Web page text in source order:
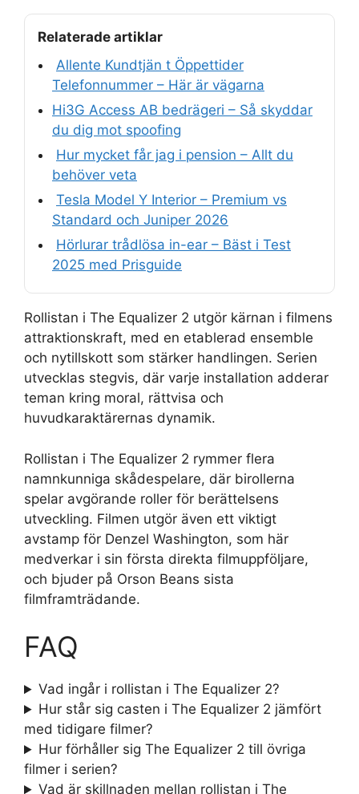
Relaterade artiklar
Allente Kundtjän t Öppettider
Telefonnummer – Här är vägarna
Hi3G Access AB bedrägeri – Så skyddar
du dig mot spoofing
Hur mycket får jag i pension – Allt du
behöver veta
Tesla Model Y Interior – Premium vs
Standard och Juniper 2026
Hörlurar trådlösa in-ear – Bäst i Test
2025 med Prisguide
Rollistan i The Equalizer 2 utgör kärnan i filmens
attraktionskraft, med en etablerad ensemble
och nytillskott som stärker handlingen. Serien
utvecklas stegvis, där varje installation adderar
teman kring moral, rättvisa och
huvudkaraktärernas dynamik.
Rollistan i The Equalizer 2 rymmer flera
namnkunniga skådespelare, där birollerna
spelar avgörande roller för berättelsens
utveckling. Filmen utgör även ett viktigt
avstamp för Denzel Washington, som här
medverkar i sin första direkta filmuppföljare,
och bjuder på Orson Beans sista
filmframträdande.
FAQ
Vad ingår i rollistan i The Equalizer 2?
Hur står sig casten i The Equalizer 2 jämfört
med tidigare filmer?
Hur förhåller sig The Equalizer 2 till övriga
filmer i serien?
Vad är skillnaden mellan rollistan i The